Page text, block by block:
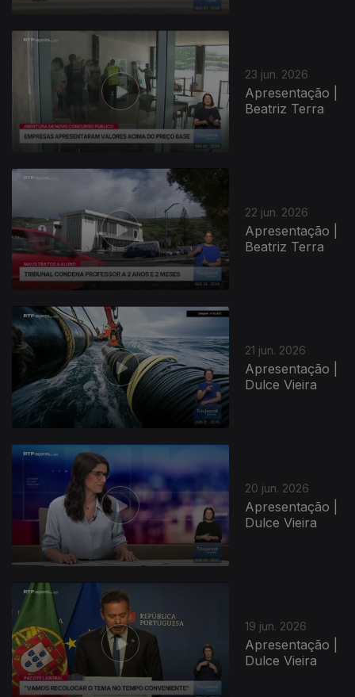
23 jun. 2026
Apresentação |
Beatriz Terra
22 jun. 2026
Apresentação |
Beatriz Terra
21 jun. 2026
Apresentação |
Dulce Vieira
937674
20 jun. 2026
Apresentação |
Dulce Vieira
19 jun. 2026
Apresentação |
Dulce Vieira